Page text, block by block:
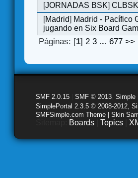
[JORNADAS BSK]
[Madrid] Madrid - Pacífico
jugando en Six Board
Páginas: [1]2 3 ...677 >>
SMF 2.0.15 SMF © 2013 Simple
SimplePortal 2.3.5 © 2008-2012,
SMFSimple.com Theme | Skin
Boards Topics